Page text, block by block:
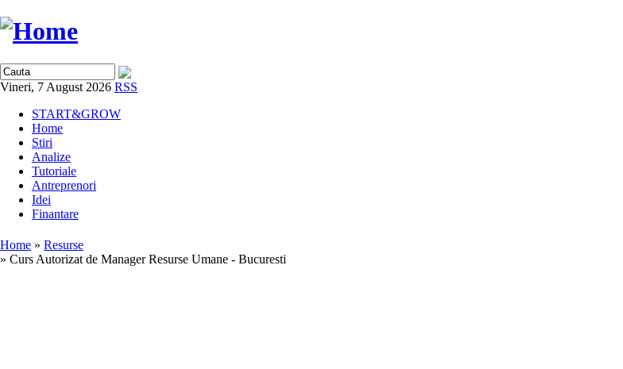
Vineri, 7 August 2026 RSS
START&GROW
Home
Stiri
Analize
Tutoriale
Antreprenori
Idei
Finantare
Home » Resurse
» Curs Autorizat de Manager Resurse Umane - Bucuresti